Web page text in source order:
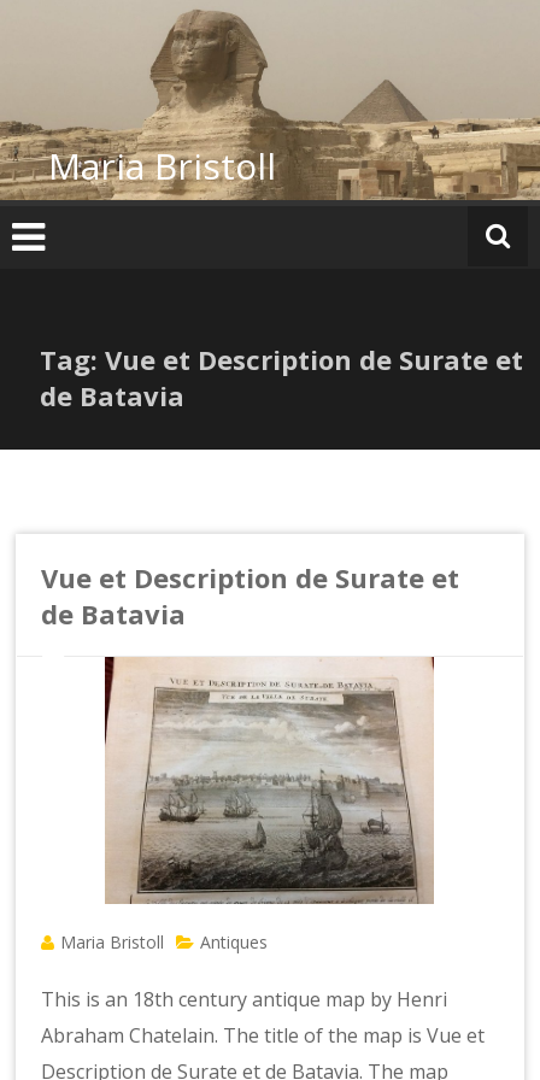
Maria Bristoll
Tag: Vue et Description de Surate et
de Batavia
Vue et Description de Surate et
de Batavia
Maria Bristoll Antiques
This is an 18th century antique map by Henri
Abraham Chatelain. The title of the map is Vue et
Description de Surate et de Batavia. The map